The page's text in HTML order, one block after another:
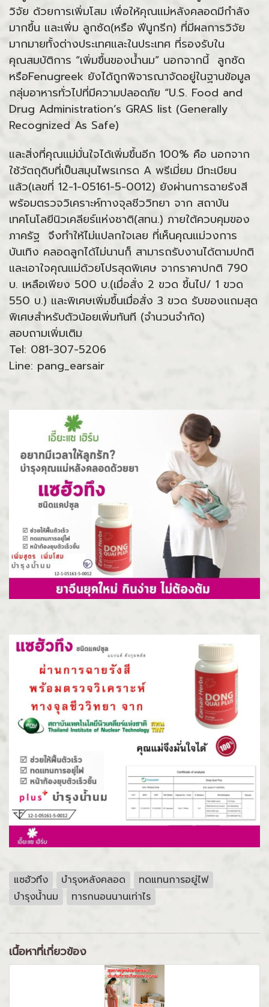
วิจัย ด้วยการเพิ่มโสม เพื่อให้คุณแม่หลังคลอดมีกำลัง
มากขึ้น และเพิ่ม ลูกซัด(หรือ ฟีนูกรีก) ที่มีผลการวิจัย
มากมายทั้งต่างประเทศและในประเทศ ที่รองรับใน
คุณสมบัติการ “เพิ่มขึ้นของน้ำนม” นอกจากนี้ ลูกซัด
หรือFenugreek ยังได้ถูกพิจารณาจัดอยู่ในฐานข้อมูล
กลุ่มอาหารทั่วไปที่มีความปลอดภัย “U.S. Food and
Drug Administration’s GRAS list (Generally
Recognized As Safe)
และสิ่งที่คุณแม่มั่นใจได้เพิ่มขึ้นอีก 100% คือ นอกจาก
ใช้วัตถุดิบที่เป็นสมุนไพรเกรด A พรีเมี่ยม มีทะเบียน
แล้ว(เลขที่ 12-1-05161-5-0012) ยังผ่านการฉายรังสี
พร้อมตรวจวิเคราะห์ทางจุลชีววิทยา จาก สถาบัน
เทคโนโลยีนิวเคลียร์แห่งชาติ(สทน.) ภายใต้ควบคุมของ
ภาครัฐ จึงทำให้ไม่แปลกใจเลย ที่เห็นคุณแม่วงการ
บันเทิง คลอดลูกได้ไม่นานก็ สามารถรับงานได้ตามปกติ
และเอาใจคุณแม่ด้วยโปรสุดพิเศษ จากราคาปกติ 790
บ. เหลือเพียง 500 บ.(เมื่อสั่ง 2 ขวด ขึ้นไป/ 1 ขวด
550 บ.) และพิเศษเพิ่มขึ้นเมื่อสั่ง 3 ขวด รับของแถมสุด
พิเศษสำหรับตัวน้อยเพิ่มทันที (จำนวนจำกัด)
สอบถามเพิ่มเติม
Tel: 081-307-5206
Line: pang_earsair
แซฮัวทึง บำรุงหลังคลอด
ทดแทนการอยู่ไฟ
บำรุงน้ำนม
ทารกนอนนานเท่าไร
เนื้อหาที่เกี่ยวข้อง